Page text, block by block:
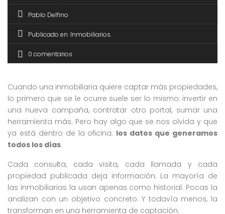
Pablo Delfino
Publicado en Inmobiliarios
0 comentarios
Cuando una inmobiliaria quiere captar más propiedades,
lo primero que se le ocurre suele ser lo mismo: invertir en
una nueva campaña, contratar otro portal, sumar una
herramienta más. Pero hay algo que se nos olvida y que
ya está dentro de la oficina: los datos que generamos
todos los días.
Cada consulta, cada visita, cada llamada y cada
propiedad publicada deja información. La mayoría de
las inmobiliarias la usan apenas como historial. Pocas la
analizan con un objetivo concreto. Y todavía menos, la
transforman en una herramienta de captación.